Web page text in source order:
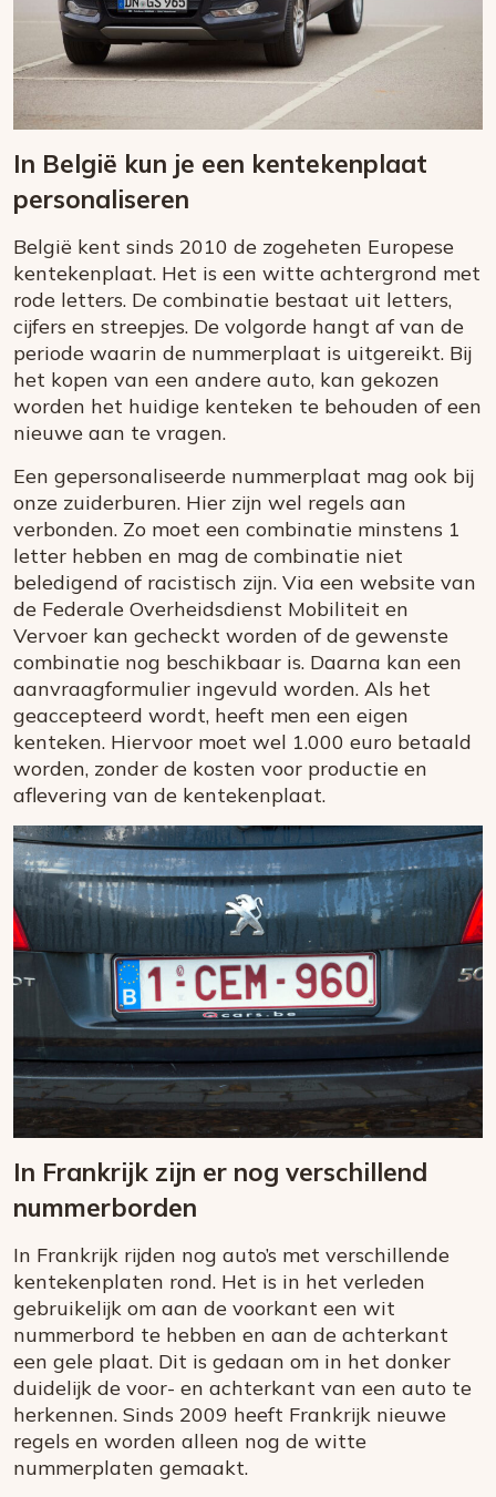
In België kun je een kentekenplaat
personaliseren
België kent sinds 2010 de zogeheten Europese
kentekenplaat. Het is een witte achtergrond met
rode letters. De combinatie bestaat uit letters,
cijfers en streepjes. De volgorde hangt af van de
periode waarin de nummerplaat is uitgereikt. Bij
het kopen van een andere auto, kan gekozen
worden het huidige kenteken te behouden of een
nieuwe aan te vragen.
Een gepersonaliseerde nummerplaat mag ook bij
onze zuiderburen. Hier zijn wel regels aan
verbonden. Zo moet een combinatie minstens 1
letter hebben en mag de combinatie niet
beledigend of racistisch zijn. Via een website van
de Federale Overheidsdienst Mobiliteit en
Vervoer kan gecheckt worden of de gewenste
combinatie nog beschikbaar is. Daarna kan een
aanvraagformulier ingevuld worden. Als het
geaccepteerd wordt, heeft men een eigen
kenteken. Hiervoor moet wel 1.000 euro betaald
worden, zonder de kosten voor productie en
aflevering van de kentekenplaat.
In Frankrijk zijn er nog verschillend
nummerborden
In Frankrijk rijden nog auto’s met verschillende
kentekenplaten rond. Het is in het verleden
gebruikelijk om aan de voorkant een wit
nummerbord te hebben en aan de achterkant
een gele plaat. Dit is gedaan om in het donker
duidelijk de voor- en achterkant van een auto te
herkennen. Sinds 2009 heeft Frankrijk nieuwe
regels en worden alleen nog de witte
nummerplaten gemaakt.